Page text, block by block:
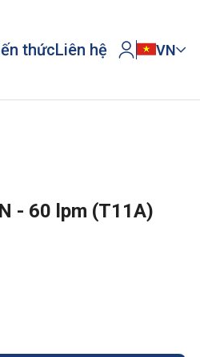
thứcLiên hệ VN
- 60 lpm (T11A)